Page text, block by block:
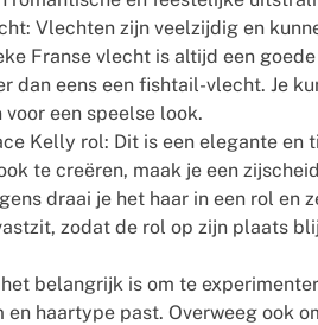
Vlechten zijn veelzijdig en
Franse vlecht is altijd een
dan eens een fishtail-vlecht. Je
voor een speelse look.
Kelly rol: Dit is een elegante
te creëren, maak je een
draai je het haar in een rol en
zodat de rol op zijn plaats
belangrijk is om te
en haartype past. Overweeg ook